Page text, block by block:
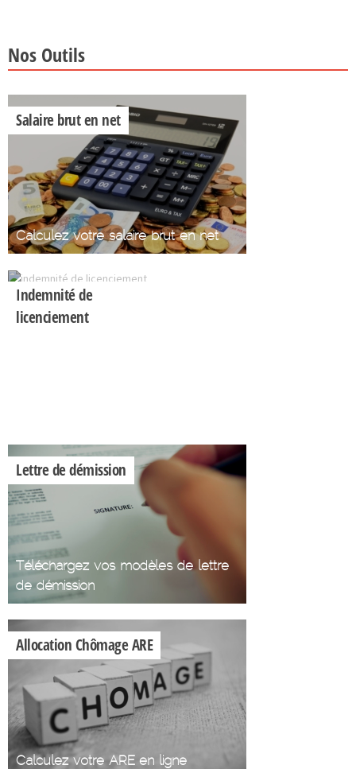
Nos Outils
Salaire brut en net
Calculez votre salaire brut en net
Indemnité de
licenciement
Lettre de démission
Téléchargez vos modèles de lettre
de démission
Allocation Chômage ARE
Calculez votre ARE en ligne